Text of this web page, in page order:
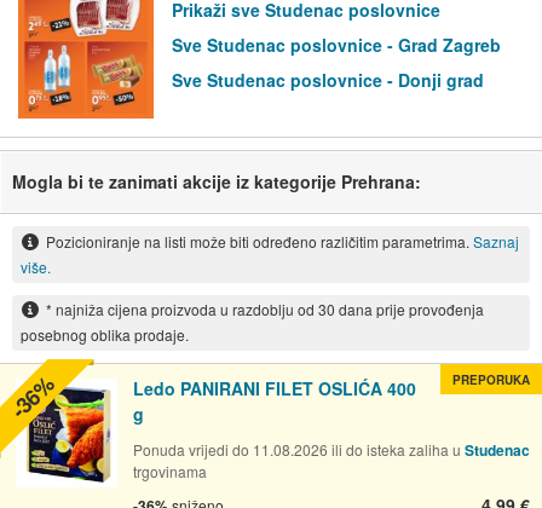
Prikaži sve Studenac poslovnice
Sve Studenac poslovnice - Grad Zagreb
Sve Studenac poslovnice - Donji grad
Mogla bi te zanimati akcije iz kategorije Prehrana:
Pozicioniranje na listi može biti određeno različitim parametrima. Saznaj
više.
* najniža cijena proizvoda u razdoblju od 30 dana prije provođenja
posebnog oblika prodaje.
Ledo PANIRANI FILET OSLIĆA 400
g
Ponuda vrijedi do 11.08.2026 ili do isteka zaliha u Studenac
trgovinama
PREPORUKA
-36%